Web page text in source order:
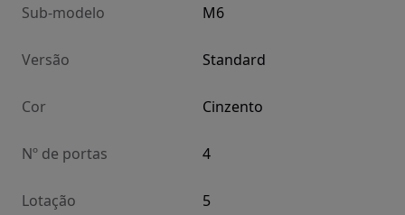
Sub-modelo M6
Versão Standard
Cor Cinzento
Nº de portas 4
Lotação 5